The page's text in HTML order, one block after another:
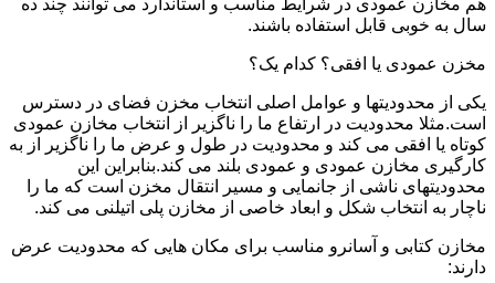
سال به خوبی قابل استفاده باشند.
مخزن عمودی یا افقی؟ کدام یک؟
یکی از محدودیتها و عوامل اصلی انتخاب مخزن فضای در دسترس
است.مثلا محدودیت در ارتفاع ما را ناگزیر از انتخاب مخازن عمودی
کوتاه یا افقی می کند و محدودیت در طول و عرض ما را ناگزیر از به
کارگیری مخازن عمودی و عمودی بلند می کند.بنابراین این
محدودیتهای ناشی از جانمایی و مسیر انتقال مخزن است که ما را
ناچار به انتخاب شکل و ابعاد خاصی از مخازن پلی اتیلنی می کند.
مخازن کتابی و آسانرو مناسب برای مکان هایی که محدودیت عرض
دارند: